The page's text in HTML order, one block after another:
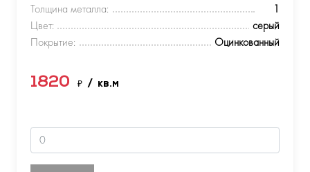
Толщина металла:
1
Цвет:
серый
Покрытие:
Оцинкованный
1820 ₽ / кв.м